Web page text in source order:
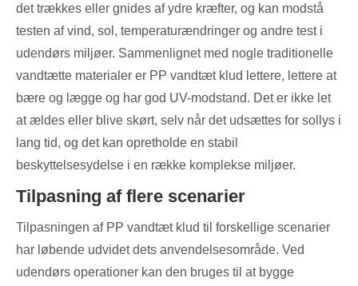
det trækkes eller gnides af ydre kræfter, og kan modstå
testen af ​​vind, sol, temperaturændringer og andre test i
udendørs miljøer. Sammenlignet med nogle traditionelle
vandtætte materialer er PP vandtæt klud lettere, lettere at
bære og lægge og har god UV-modstand. Det er ikke let
at ældes eller blive skørt, selv når det udsættes for sollys i
lang tid, og det kan opretholde en stabil
beskyttelsesydelse i en række komplekse miljøer.
Tilpasning af flere scenarier
Tilpasningen af ​​PP vandtæt klud til forskellige scenarier
har løbende udvidet dets anvendelsesområde. Ved
udendørs operationer kan den bruges til at bygge